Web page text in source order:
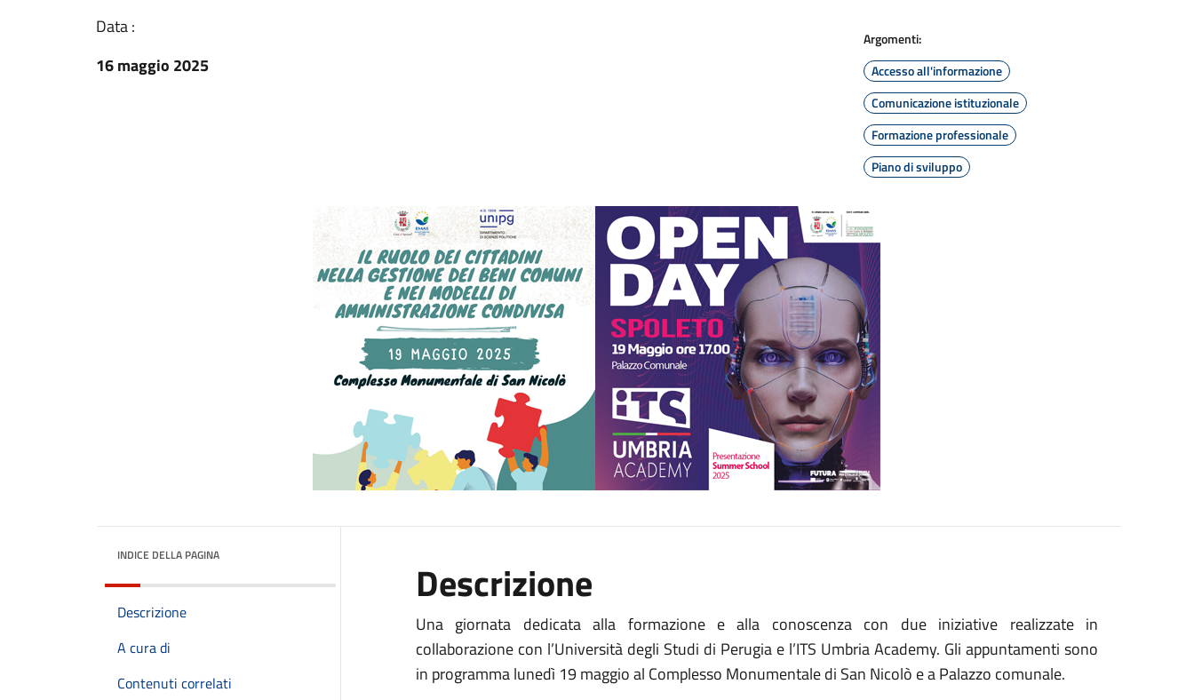
Data :
16 maggio 2025
Argomenti:
Accesso all'informazione
Comunicazione istituzionale
Formazione professionale
Piano di sviluppo
INDICE DELLA PAGINA
Descrizione
A cura di
Contenuti correlati
Descrizione
Una giornata dedicata alla formazione e alla conoscenza con due iniziative realizzate in
collaborazione con l’Università degli Studi di Perugia e l’ITS Umbria Academy. Gli appuntamenti sono
in programma lunedì 19 maggio al Complesso Monumentale di San Nicolò e a Palazzo comunale.